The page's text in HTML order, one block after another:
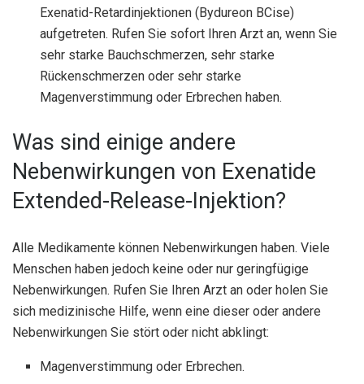
Exenatid-Retardinjektionen (Bydureon BCise)
aufgetreten. Rufen Sie sofort Ihren Arzt an, wenn Sie
sehr starke Bauchschmerzen, sehr starke
Rückenschmerzen oder sehr starke
Magenverstimmung oder Erbrechen haben.
Was sind einige andere
Nebenwirkungen von Exenatide
Extended-Release-Injektion?
Alle Medikamente können Nebenwirkungen haben. Viele
Menschen haben jedoch keine oder nur geringfügige
Nebenwirkungen. Rufen Sie Ihren Arzt an oder holen Sie
sich medizinische Hilfe, wenn eine dieser oder andere
Nebenwirkungen Sie stört oder nicht abklingt:
Magenverstimmung oder Erbrechen.